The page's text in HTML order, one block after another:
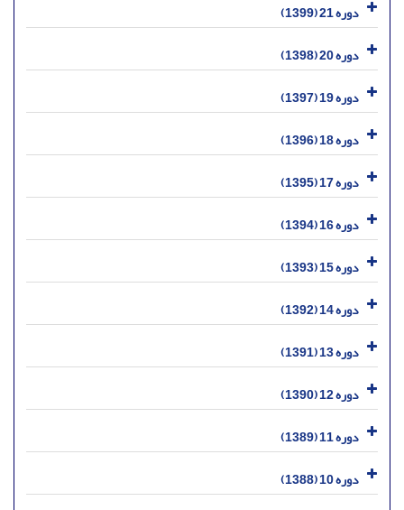
دوره 21 (1399)
دوره 20 (1398)
دوره 19 (1397)
دوره 18 (1396)
دوره 17 (1395)
دوره 16 (1394)
دوره 15 (1393)
دوره 14 (1392)
دوره 13 (1391)
دوره 12 (1390)
دوره 11 (1389)
دوره 10 (1388)